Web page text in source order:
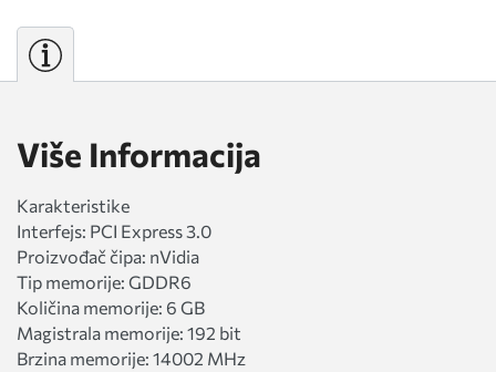
Više Informacija
Karakteristike
Interfejs: PCI Express 3.0
Proizvođač čipa: nVidia
Tip memorije: GDDR6
Količina memorije: 6 GB
Magistrala memorije: 192 bit
Brzina memorije: 14002 MHz